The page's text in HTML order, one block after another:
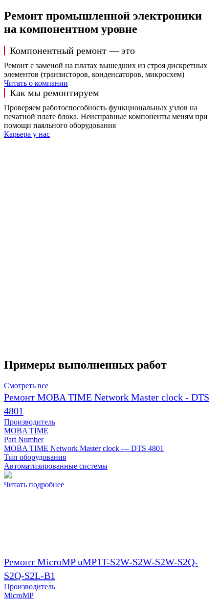
Ремонт промышленной электроники
на компонентном уровне
Компонентный ремонт — это
Ремонт с заменой на платах вышедших из строя дискретных
элементов (транзисторов, конденсаторов, микросхем)
Читать о компании
Как мы ремонтируем
Проверяем работоспособность функциональных узлов на
печатной плате блока. Неисправные компоненты меням при
помощи паяльного оборудования
Карьера у нас
Примеры выполненных работ
Смотреть все
Ремонт MOBA TIME Network Master clock - DTS
4801
Производитель
MOBA TIME
Part Number
MOBA TIME Network Master clock — DTS 4801
Тип оборудования
Автоматизированные системы
Читать подробнее
Ремонт MicroMP uMP1T-S2W-S2W-S2W-S2Q-
S2Q-S2L-B1
Производитель
MicroMP